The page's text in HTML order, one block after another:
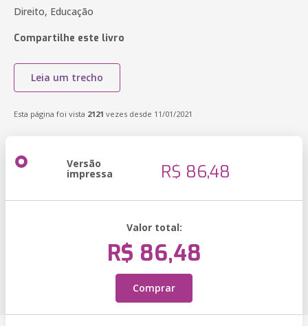
Direito, Educação
Compartilhe este livro
Leia um trecho
Esta página foi vista 2121 vezes desde 11/01/2021
Versão
impressa R$ 86,48
Valor total:
R$ 86,48
Comprar